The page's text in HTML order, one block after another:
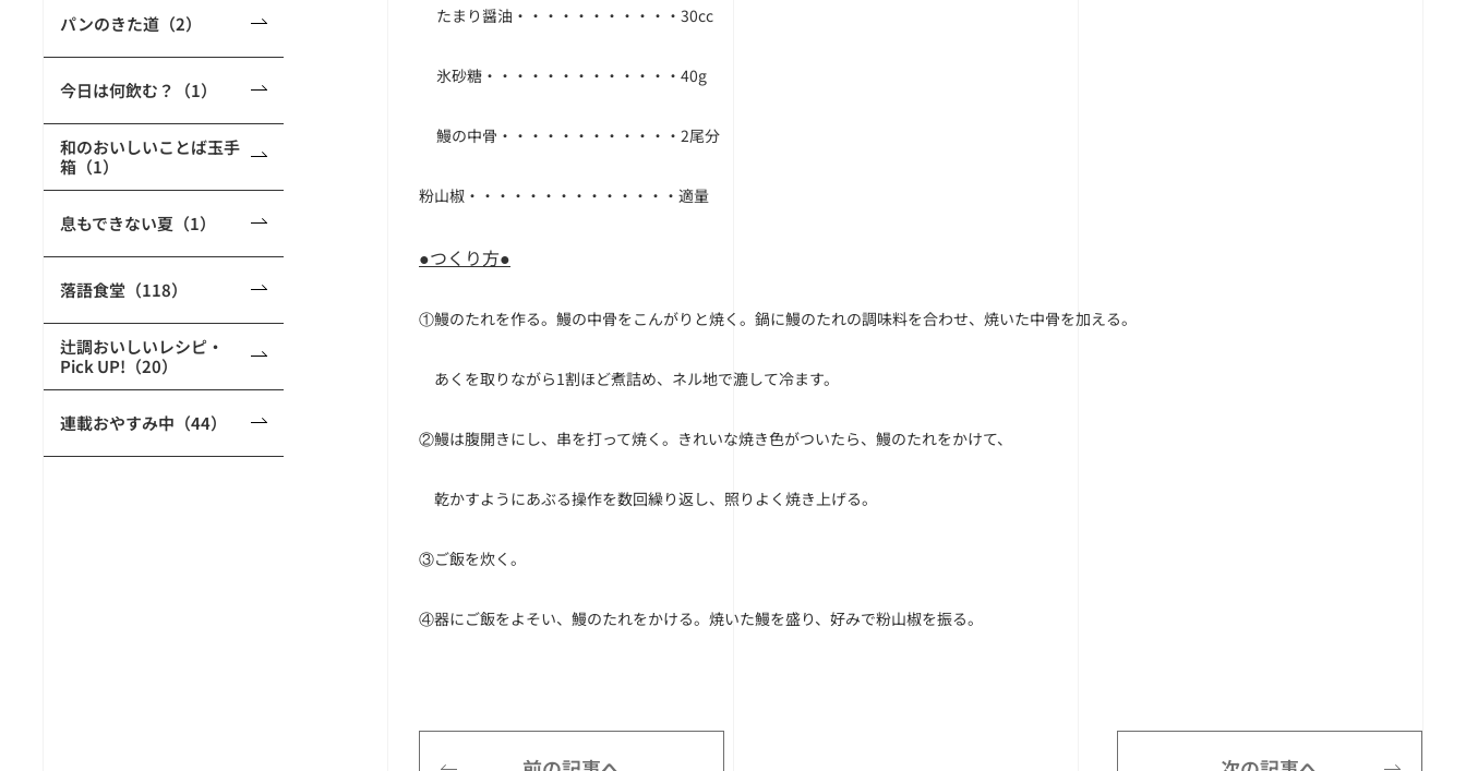
パンのきた道（2）
今日は何飲む？（1）
和のおいしいことば玉手
箱（1）
息もできない夏（1）
落語食堂（118）
辻調おいしいレシピ・
Pick UP!（20）
連載おやすみ中（44）
たまり醤油・・・・・・・・・・・30cc
氷砂糖・・・・・・・・・・・・・40g
鰻の中骨・・・・・・・・・・・・2尾分
粉山椒・・・・・・・・・・・・・・適量
●つくり方●
①鰻のたれを作る。鰻の中骨をこんがりと焼く。鍋に鰻のたれの調味料を合わせ、焼いた中骨を加える。
あくを取りながら1割ほど煮詰め、ネル地で漉して冷ます。
②鰻は腹開きにし、串を打って焼く。きれいな焼き色がついたら、鰻のたれをかけて、
乾かすようにあぶる操作を数回繰り返し、照りよく焼き上げる。
③ご飯を炊く。
④器にご飯をよそい、鰻のたれをかける。焼いた鰻を盛り、好みで粉山椒を振る。